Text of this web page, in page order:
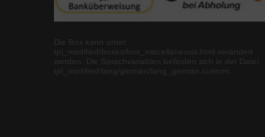
Die Box kann unter
tpl_modified/boxes/box_miscellaneous.html verändert
werden. Die Sprachvariablen befinden sich in der Datei